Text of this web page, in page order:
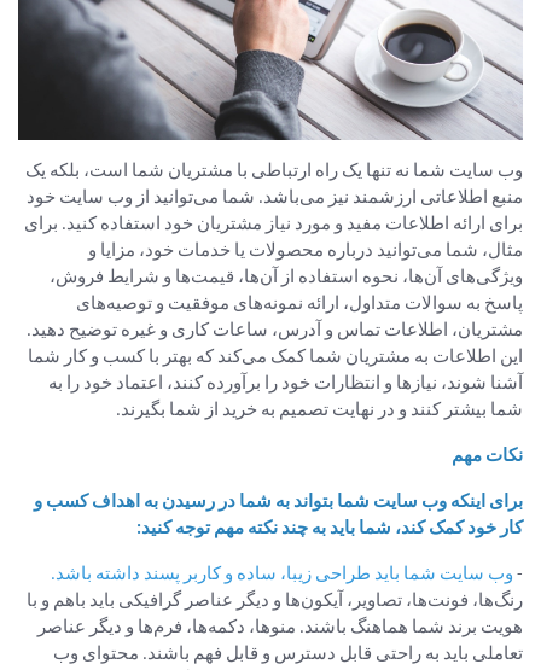
وب سایت شما نه تنها یک راه ارتباطی با مشتریان شما است، بلکه یک
منبع اطلاعاتی ارزشمند نیز می‌باشد. شما می‌توانید از وب سایت خود
برای ارائه اطلاعات مفید و مورد نیاز مشتریان خود استفاده کنید. برای
مثال، شما می‌توانید درباره محصولات یا خدمات خود، مزایا و
ویژگی‌های آن‌ها، نحوه استفاده از آن‌ها، قیمت‌ها و شرایط فروش،
پاسخ به سوالات متداول، ارائه نمونه‌های موفقیت و توصیه‌های
مشتریان، اطلاعات تماس و آدرس، ساعات کاری و غیره توضیح دهید.
این اطلاعات به مشتریان شما کمک می‌کند که بهتر با کسب و کار شما
آشنا شوند، نیازها و انتظارات خود را برآورده کنند، اعتماد خود را به
شما بیشتر کنند و در نهایت تصمیم به خرید از شما بگیرند.
نکات مهم
برای اینکه وب سایت شما بتواند به شما در رسیدن به اهداف کسب و
کار خود کمک کند، شما باید به چند نکته مهم توجه کنید:
- وب سایت شما باید طراحی زیبا، ساده و کاربر پسند داشته باشد.
رنگ‌ها، فونت‌ها، تصاویر، آیکون‌ها و دیگر عناصر گرافیکی باید باهم و با
هویت برند شما هماهنگ باشند. منوها، دکمه‌ها، فرم‌ها و دیگر عناصر
تعاملی باید به راحتی قابل دسترس و قابل فهم باشند. محتوای وب